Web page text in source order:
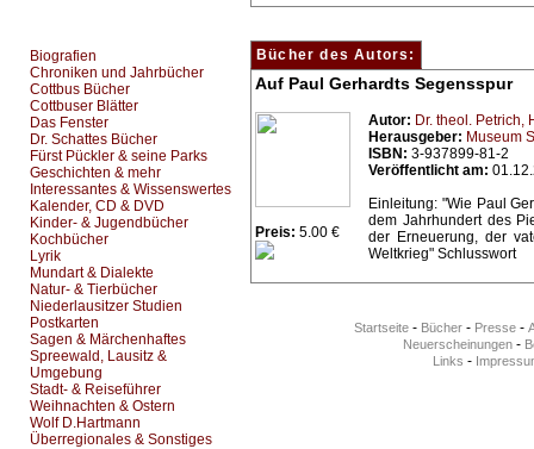
Biografien
Chroniken und Jahrbücher
Cottbus Bücher
Cottbuser Blätter
Das Fenster
Dr. Schattes Bücher
Fürst Pückler & seine Parks
Geschichten & mehr
Interessantes & Wissenswertes
Kalender, CD & DVD
Kinder- & Jugendbücher
Kochbücher
Lyrik
Mundart & Dialekte
Natur- & Tierbücher
Niederlausitzer Studien
Postkarten
Sagen & Märchenhaftes
Spreewald, Lausitz &
Umgebung
Stadt- & Reiseführer
Weihnachten & Ostern
Wolf D.Hartmann
Überregionales & Sonstiges
Bücher des Autors:
Auf Paul Gerhardts Segensspur
Preis: 5.00 €
Autor: Dr. theol. Petrich,
Herausgeber: Museum
ISBN: 3-937899-81-2
Veröffentlicht am:
Einleitung: "Wie Paul
dem Jahrhundert des
der Erneuerung, der
Weltkrieg" Schlusswort
Startseite - Bücher - Presse -
Neuerscheinungen-
Links -